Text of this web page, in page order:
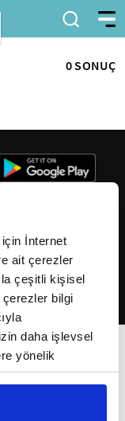
İnternet
ait çerezler
çeşitli kişisel
bilgi
daha işlevsel
yönelik
amaçlarıyla
vasıtasıyla
0 SONUÇ